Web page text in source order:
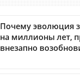
Почему эволюция
на миллионы лет,
внезапно